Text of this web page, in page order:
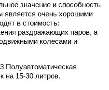
значение и способность
является очень хорошими
в стоимость:
раздражающих паров, а
колесами и
Полуавтоматическая
на 15-30 литров.